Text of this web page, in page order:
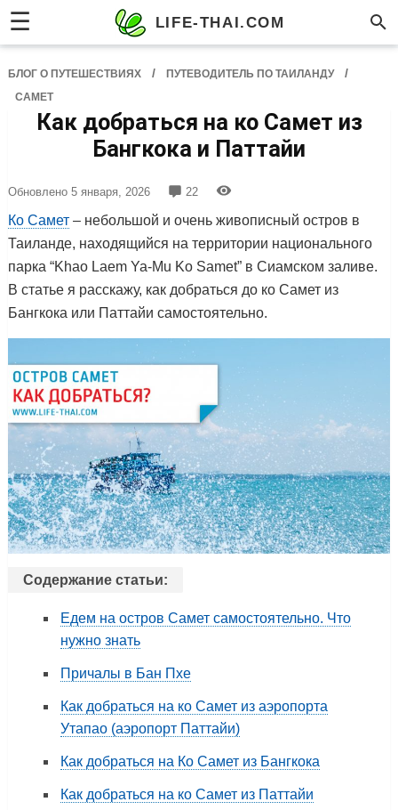
☰ LIFE-THAI.COM
БЛОГ О ПУТЕШЕСТВИЯХ / ПУТЕВОДИТЕЛЬ ПО ТАИЛАНДУ /
САМЕТ
Как добраться на ко Самет из
Бангкока и Паттайи
Обновлено 5 января, 2026 22
Ко Самет– небольшой и очень живописный остров в
Таиланде, находящийся на территории национального
парка “Khao Laem Ya-Mu Ko Samet” в Сиамском заливе.
В статье я расскажу, как добраться до ко Самет из
Бангкока или Паттайи самостоятельно.
Содержание статьи:
Едем на остров Самет самостоятельно. Что
нужно знать
Причалы в Бан Пхе
Как добраться на ко Самет из аэропорта
Утапао (аэропорт Паттайи)
Как добраться на Ко Самет из Бангкока
Как добраться на ко Самет из Паттайи